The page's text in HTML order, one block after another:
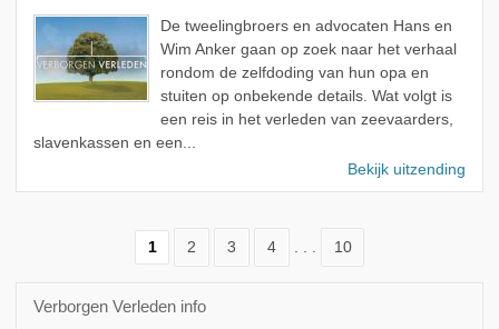
De tweelingbroers en advocaten Hans en
Wim Anker gaan op zoek naar het verhaal
rondom de zelfdoding van hun opa en
stuiten op onbekende details. Wat volgt is
een reis in het verleden van zeevaarders,
slavenkassen en een...
Bekijk uitzending
1 2 3 4 . . . 10
Verborgen Verleden info